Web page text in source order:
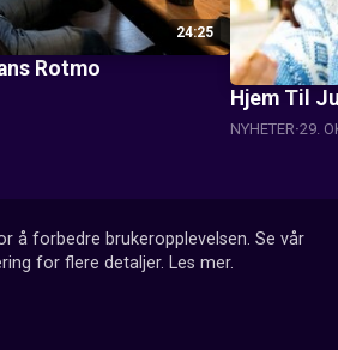
24:25
Rotmo
Hjem Til
NYHETER 29.
å forbedre brukeropplevelsen. Se vår
for flere detaljer. Les mer.